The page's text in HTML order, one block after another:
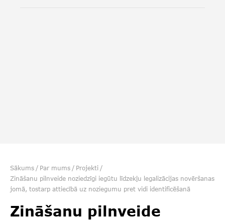
Sākums / Par mums / Projekti /
Zināšanu pilnveide noziedzīgi iegūtu līdzekļu legalizācijas novēršanas
jomā, tostarp attiecībā uz noziegumu pret vidi identificēšanā
Zināšanu pilnveide